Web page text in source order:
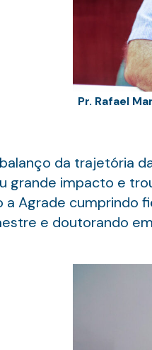
Pr. Rafael
da trajetória
grande impacto e
Agrade cumprindo
e doutorando